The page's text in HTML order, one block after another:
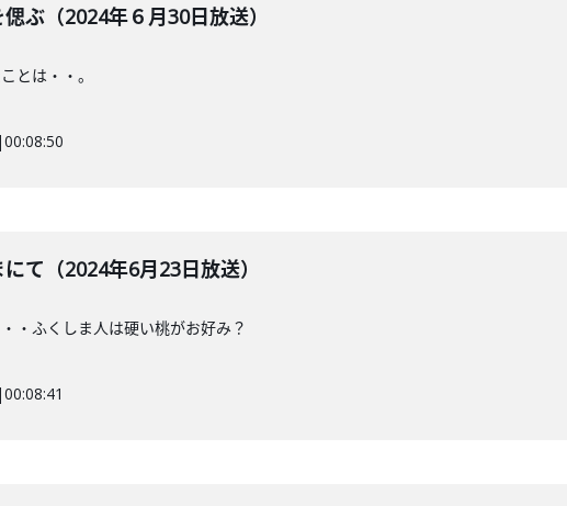
ぶ（2024年６月30日放送）
とは・・。
|00:08:50
て（2024年6月23日放送）
・ふくしま人は硬い桃がお好み？
|00:08:41